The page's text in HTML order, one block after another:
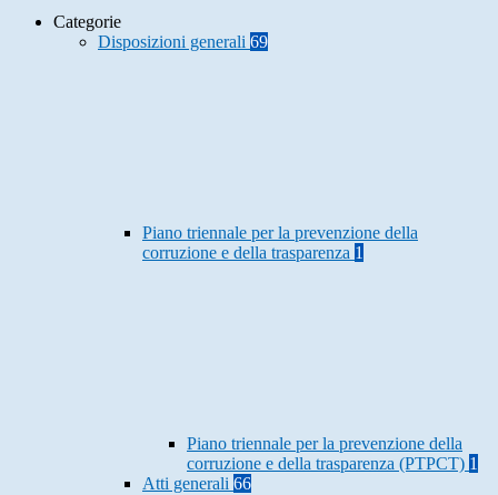
Categorie
Disposizioni generali 69
Piano triennale per la prevenzione della
corruzione e della trasparenza 1
Piano triennale per la prevenzione della
corruzione e della trasparenza (PTPCT) 1
Atti generali 66